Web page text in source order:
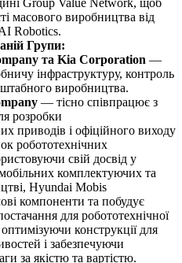
Group Value Network, щоб
масового виробництва від
Robotics.
Групи:
та Kia Corporation —
інфраструктуру, контроль
виробництва.
— тісно співпрацює з
розробки
приводів і офіційного виходу
робототехнічних
свій досвід у
комплектуючих та
Hyundai Mobis
компоненти та побудує
для робототехнічної
конструкції для
і забезпечуючи
за якістю та вартістю.